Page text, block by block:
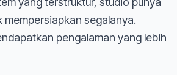
mempersiapkan segalanya.
pengalaman yang lebih